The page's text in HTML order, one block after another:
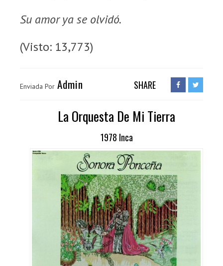
Su amor ya se olvidó.
(Visto: 13,773)
Enviada Por Admin SHARE
La Orquesta De Mi Tierra
1978 Inca